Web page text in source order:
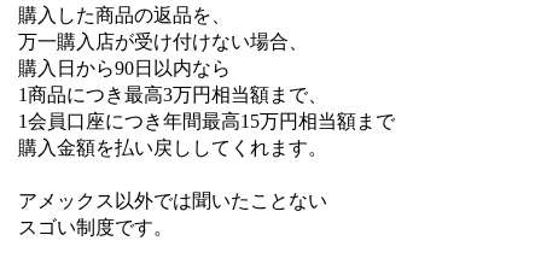
購入した商品の返品を、
万一購入店が受け付けない場合、
購入日から90日以内なら
1商品につき最高3万円相当額まで、
1会員口座につき年間最高15万円相当額まで
購入金額を払い戻ししてくれます。
アメックス以外では聞いたことない
スゴい制度です。